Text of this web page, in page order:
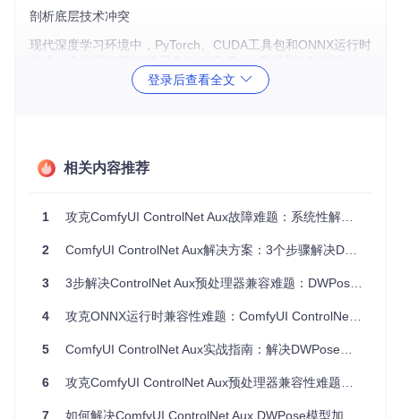
剖析底层技术冲突
现代深度学习环境中，PyTorch、CUDA工具包和ONNX运行时
后，原有的ONNX运行时1.15版本无法适应CUDA 12.1的新特
性，就像旧钥匙无法打开新锁。这种版本不匹配会导致ONNX
import onnxruntime
try
# 检查ONNX运行时版本
print(f"ONNX Runtime版本: {ort.__version__} )
# 验证设备识别情况
    providers = ort.get_available_providers()
登录后查看全文
相关内容推荐
1 攻克ComfyUI ControlNet Aux故障难题：系统性解决方案与优化指南
2 ComfyUI ControlNet Aux解决方案：3个步骤解决DWPose预处理器兼容性问题
3 3步解决ControlNet Aux预处理器兼容难题：DWPose与ONNX运行时适配指南
4 攻克ONNX运行时兼容性难题：ComfyUI ControlNet Aux的环境适配与功能拓展指南
5 ComfyUI ControlNet Aux实战指南：解决DWPose预处理器ONNX运行时兼容性问题
6 攻克ComfyUI ControlNet Aux预处理器兼容性难题：ONNX运行时配置与优化指南
7 如何解决ComfyUI ControlNet Aux DWPose模型加载失败？从根源修复到预防的完整指南